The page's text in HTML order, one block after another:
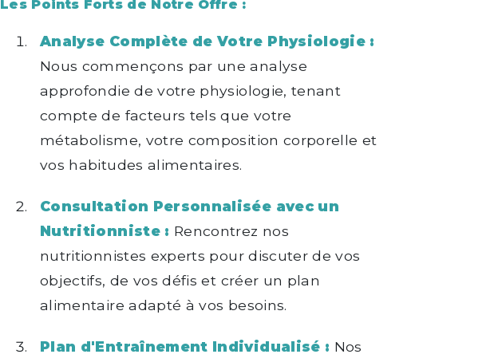
Les Points Forts de Notre Offre :
Analyse Complète de Votre Physiologie :
Nous commençons par une analyse
approfondie de votre physiologie, tenant
compte de facteurs tels que votre
métabolisme, votre composition corporelle et
vos habitudes alimentaires.
Consultation Personnalisée avec un
Nutritionniste : Rencontrez nos
nutritionnistes experts pour discuter de vos
objectifs, de vos défis et créer un plan
alimentaire adapté à vos besoins.
Plan d'Entraînement Individualisé : Nos